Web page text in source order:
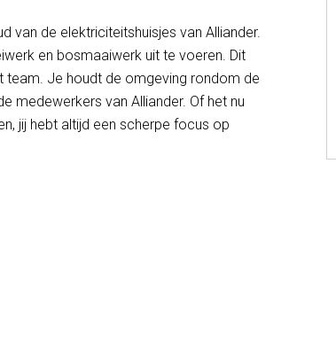
van de elektriciteitshuisjes van Alliander.
en bosmaaiwerk uit te voeren. Dit
team. Je houdt de omgeving rondom de
medewerkers van Alliander. Of het nu
jij hebt altijd een scherpe focus op